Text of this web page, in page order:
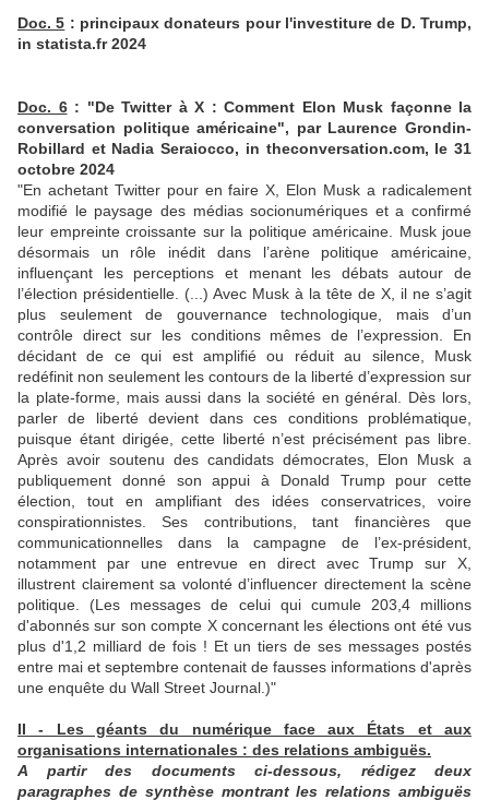
Doc. 5 : principaux donateurs pour l'investiture de D. Trump,
in statista.fr 2024
Doc. 6: "De Twitter à X : Comment Elon Musk façonne la
conversation politique américaine", par Laurence Grondin-
Robillard et Nadia Seraiocco, in theconversation.com, le 31
octobre 2024
"En achetant Twitter pour en faire X, Elon Musk a radicalement
modifié le paysage des médias socionumériques et a confirmé
leur empreinte croissante sur la politique américaine. Musk joue
désormais un rôle inédit dans l’arène politique américaine,
influençant les perceptions et menant les débats autour de
l’élection présidentielle. (...) Avec Musk à la tête de X, il ne s’agit
plus seulement de gouvernance technologique, mais d’un
contrôle direct sur les conditions mêmes de l’expression. En
décidant de ce qui est amplifié ou réduit au silence, Musk
redéfinit non seulement les contours de la liberté d’expression sur
la plate-forme, mais aussi dans la société en général. Dès lors,
parler de liberté devient dans ces conditions problématique,
puisque étant dirigée, cette liberté n’est précisément pas libre.
Après avoir soutenu des candidats démocrates, Elon Musk a
publiquement donné son appui à Donald Trump pour cette
élection, tout en amplifiant des idées conservatrices, voire
conspirationnistes. Ses contributions, tant financières que
communicationnelles dans la campagne de l’ex-président,
notamment par une entrevue en direct avec Trump sur X,
illustrent clairement sa volonté d’influencer directement la scène
politique. (Les messages de celui qui cumule 203,4 millions
d'abonnés sur son compte X concernant les élections ont été vus
plus d'1,2 milliard de fois ! Et un tiers de ses messages postés
entre mai et septembre contenait de fausses informations d'après
une enquête du Wall Street Journal.)"
II - Les géants du numérique face aux États et aux
organisations internationales : des relations ambiguës.
A partir des documents ci-dessous, rédigez deux
paragraphes de synthèse montrant les relations ambiguës